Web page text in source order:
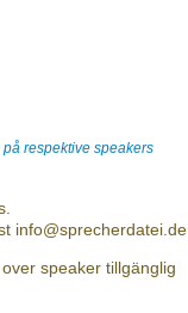
respektive speakers
info@sprecherdatei.de
speaker tillgänglig